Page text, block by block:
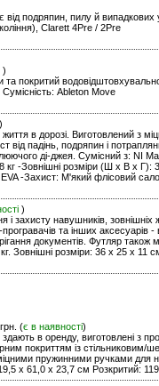
подряпин, пилу й випадкових
Clarett 4Pre / 2Pre
)
покритий
Ableton Move
)
в дорозі. Виготовлений з
падінь, подряпин і
ді-джея. Сумісний з: NI
-Зовнішні розміри (Ш х В х Г):
-Захист: М'який флісовий
)
і захисту навушників, зовнішніх
та інших аксесуарів -
документів. Футляр також
Зовнішні розміри: 36 x 25 x 11
грн. (є в наявності)
в оренду, виготовлені з
покриттям із
пружинними ручками для
x 61,0 x 23,7 см Розкритий: